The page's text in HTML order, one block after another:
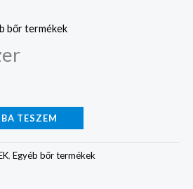
bőr termékek
TESZEM
, Egyéb bőr termékek